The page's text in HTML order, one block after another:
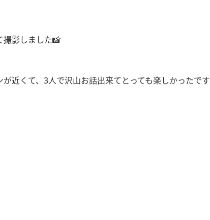
撮影しました📸
近くて、3人で沢山お話出来てとっても楽しかったです